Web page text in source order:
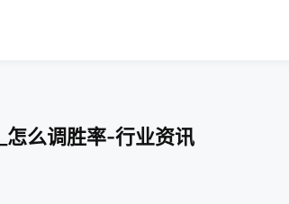
怎么调胜率-行业资讯